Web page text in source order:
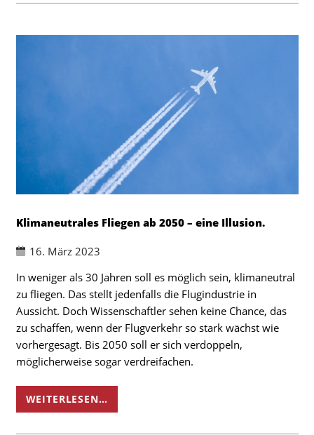
Klimaneutrales Fliegen ab 2050 – eine Illusion.
16. März 2023
In weniger als 30 Jahren soll es möglich sein, klimaneutral
zu fliegen. Das stellt jedenfalls die Flugindustrie in
Aussicht. Doch Wissenschaftler sehen keine Chance, das
zu schaffen, wenn der Flugverkehr so stark wächst wie
vorhergesagt. Bis 2050 soll er sich verdoppeln,
möglicherweise sogar verdreifachen.
WEITERLESEN…